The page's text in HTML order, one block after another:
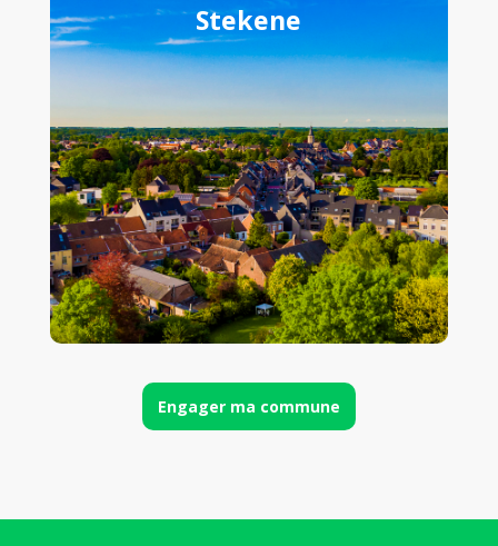
Stekene
Engager ma commune